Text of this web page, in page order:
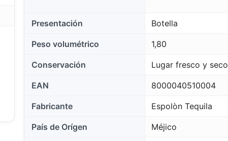
Presentación Botella
Peso volumétrico 1,80
Conservación Lugar fresco y seco
EAN 8000040510004
Fabricante Espolòn Tequila
País de Orígen Méjico